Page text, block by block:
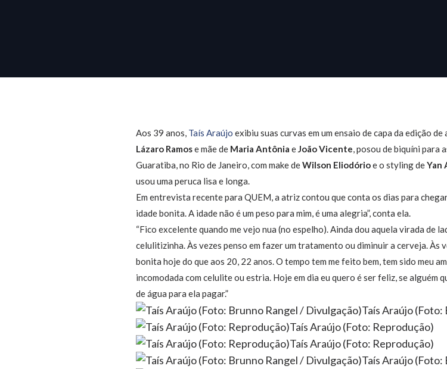
Aos 39 anos, Taís Araújo exibiu suas curvas em um ensaio de capa da edição
Lázaro Ramose mãe de Maria Antônia e João Vicente , posou de biquíni para
Guaratiba, no Rio de Janeiro, com make deWilson Eliodórioe o styling deYan
usou uma peruca lisa e longa.
Em entrevista recente para QUEM, a atriz contou que conta os dias para
idade bonita. A idade não é um peso para mim, é uma alegria”, conta ela.
“Fico excelente quando me vejo nua (no espelho). Ainda dou aquela virada de
celulitizinha. Às vezes penso em fazer um tratamento ou diminuir a cerveja. Às
bonita hoje do que aos 20, 22 anos. O tempo tem me feito bem, tem sido meu
incomodada com celulite ou estria. Hoje em dia eu quero é ser feliz, se alguém
de água para ela pagar.”
Taís Araújo
Taís Araújo (Foto: Reprodução)
Taís Araújo (Foto: Reprodução)
Taís Araújo